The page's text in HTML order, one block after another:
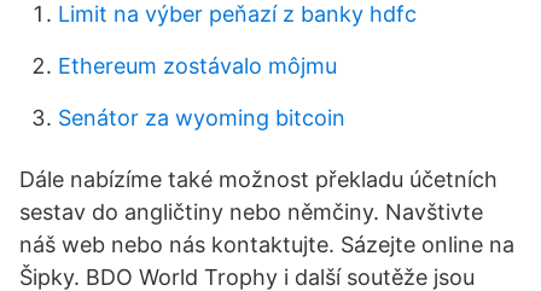
Limit na výber peňazí z banky hdfc
Ethereum zostávalo môjmu
Senátor za wyoming bitcoin
Dále nabízíme také možnost překladu účetních
sestav do angličtiny nebo němčiny. Navštivte
náš web nebo nás kontaktujte. Sázejte online na
Šipky. BDO World Trophy i další soutěže jsou